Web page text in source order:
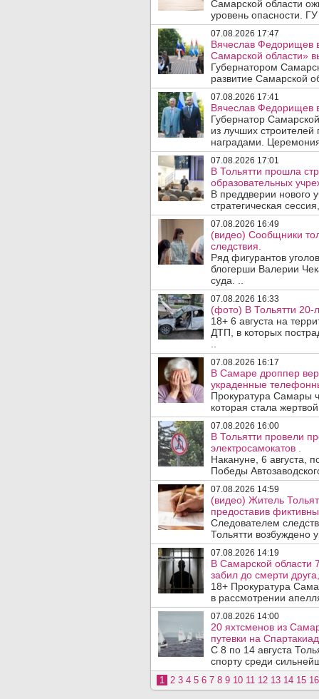
Самарской области
уровень опасности.
07.08.2026 17:47
Вячеслав Федорищев
Самарской области»
Губернатором
развитие Самарской
07.08.2026 17:41
Вячеслав Федорищев
Губернатор
из лучших
наградами.
07.08.2026 17:01
В Тольятти прошла
образовательных
В преддверии нового
стратегическая
07.08.2026 16:49
(видео) Сообщники
следствия.
Ряд фигурантов
блогерши Валерии
суда. ..
07.08.2026 16:33
(фото) В Тольятти 20-
18+ 6 августа на
ДТП, в которых
07.08.2026 16:17
В Самаре дроппер
украденные
Прокуратура Самары
которая стала
07.08.2026 16:00
В Тольятти провели
электросамокатов .
Накануне, 6 августа,
Победы
07.08.2026 14:59
(видео) Житель
предоставив
Следователем
Тольятти возбуждено
07.08.2026 14:19
В Самарской области
забил до смерти
18+ Прокуратура
в рассмотрении
07.08.2026 14:00
20 яхтсменов из
путевки на
С 8 по 14 августа
спорту среди
1 2 3 4 5 6 7 8 9 10 11 12 13 14 15 16